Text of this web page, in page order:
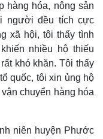
hàng hóa, nông sản
người đều tích cực
xã hội, tôi thấy tình
nhiều hộ thiếu
khó khăn. Tôi thấy
quốc, tôi xin ủng hộ
chuyển hàng hóa
niên huyện Phước